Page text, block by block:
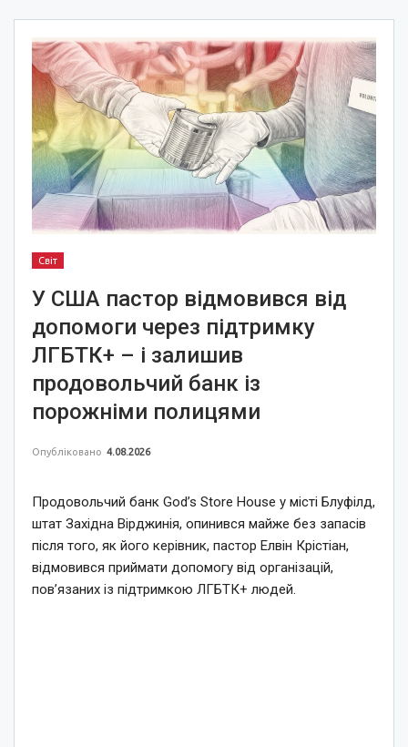
Світ
У США пастор відмовився від
допомоги через підтримку
ЛГБТК+ – і залишив
продовольчий банк із
порожніми полицями
Опубліковано 4.08.2026
Продовольчий банк God’s Store House у місті Блуфілд,
штат Західна Вірджинія, опинився майже без запасів
після того, як його керівник, пастор Елвін Крістіан,
відмовився приймати допомогу від організацій,
пов’язаних із підтримкою ЛГБТК+ людей.